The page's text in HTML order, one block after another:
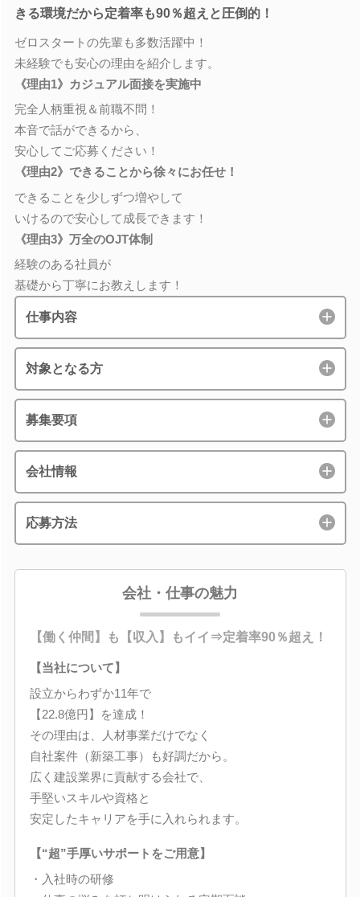
きる環境だから定着率も90％超えと圧倒的！
ゼロスタートの先輩も多数活躍中！
未経験でも安心の理由を紹介します。
《理由1》カジュアル面接を実施中
完全人柄重視＆前職不問！
本音で話ができるから、
安心してご応募ください！
《理由2》できることから徐々にお任せ！
できることを少しずつ増やして
いけるので安心して成長できます！
《理由3》万全のOJT体制
経験のある社員が
基礎から丁寧にお教えします！
仕事内容
対象となる方
募集要項
会社情報
応募方法
会社・仕事の魅力
【働く仲間】も【収入】もイイ⇒定着率90％超え！
【当社について】
設立からわずか11年で
【22.8億円】を達成！
その理由は、人材事業だけでなく
自社案件（新築工事）も好調だから。
広く建設業界に貢献する会社で、
手堅いスキルや資格と
安定したキャリアを手に入れられます。
【“超”手厚いサポートをご用意】
・入社時の研修